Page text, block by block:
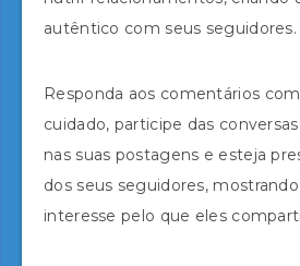
autêntico com seus seguidores.
Responda aos comentários
cuidado, participe das
nas suas postagens e esteja
dos seus seguidores,
interesse pelo que eles